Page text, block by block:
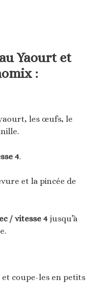
Yaourt et
:
les œufs, le
4.
et la pincée de
/ vitesse 4 jusqu’à
coupe-les en petits